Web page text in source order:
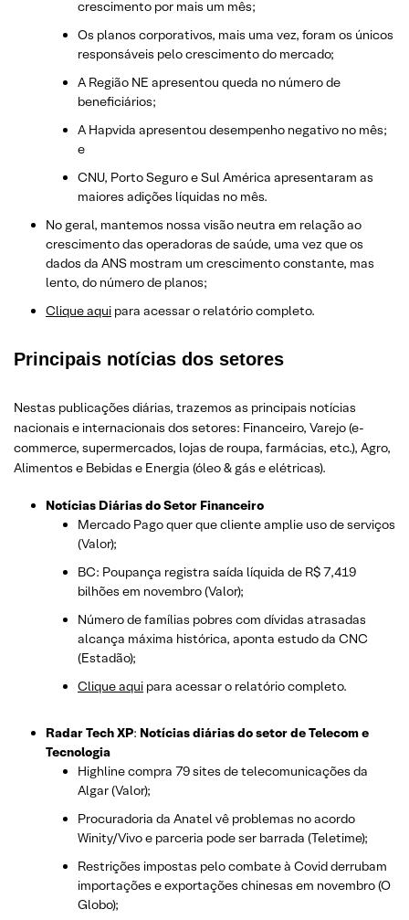
crescimento por mais um mês;
Os planos corporativos, mais uma vez, foram os únicos
responsáveis ​​pelo crescimento do mercado;
A Região NE apresentou queda no número de
beneficiários;
A Hapvida apresentou desempenho negativo no mês;
e
CNU, Porto Seguro e Sul América apresentaram as
maiores adições líquidas no mês.
No geral, mantemos nossa visão neutra em relação ao
crescimento das operadoras de saúde, uma vez que os
dados da ANS mostram um crescimento constante, mas
lento, do número de planos;
Clique aqui para acessar o relatório completo.
Principais notícias dos setores
Nestas publicações diárias, trazemos as principais notícias
nacionais e internacionais dos setores: Financeiro, Varejo(e-
commerce, supermercados, lojas de roupa, farmácias, etc.), Agro,
Alimentos e Bebidas e Energia (óleo & gás e elétricas).
Notícias Diárias do Setor Financeiro
Mercado Pago quer que cliente amplie uso de serviços
(Valor);
BC: Poupança registra saída líquida de R$ 7,419
bilhões em novembro (Valor);
Número de famílias pobres com dívidas atrasadas
alcança máxima histórica, aponta estudo da CNC
(Estadão);
Clique aqui para acessar o relatório completo.
Radar Tech XP: Notícias diárias do setor de Telecom e
Tecnologia
Highline compra 79 sites de telecomunicações da
Algar (Valor);
Procuradoria da Anatel vê problemas no acordo
Winity/Vivo e parceria pode ser barrada (Teletime);
Restrições impostas pelo combate à Covid derrubam
importações e exportações chinesas em novembro (O
Globo);